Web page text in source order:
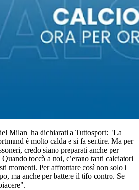
Milan, ha dichiarati a Tuttosport: "La
è molto calda e si fa sentire. Ma per
credo siano preparati anche per
toccò a noi, c’erano tanti calciatori
momenti. Per affrontare così non solo i
ma anche per battere il tifo contro. Se